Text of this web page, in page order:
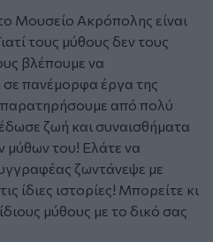
Μουσείο Ακρόπολης είναι
τους μύθους δεν τους
βλέπουμε να
σε πανέμορφα έργα της
παρατηρήσουμε από πολύ
ζωή και συναισθήματα
μύθων του! Ελάτε να
ζωντάνεψε με
ίδιες ιστορίες! Μπορείτε κι
μύθους με το δικό σας